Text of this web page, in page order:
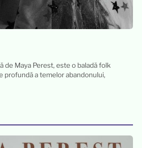
de Maya Perest, este o baladă folk
profundă a temelor abandonului,